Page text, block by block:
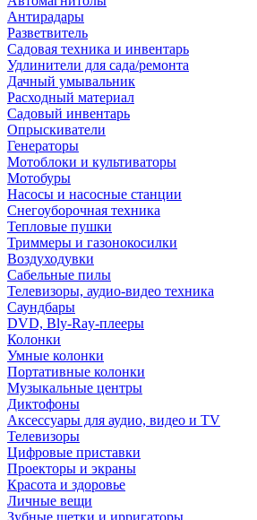
Антирадары
Разветвитель
Садовая техника и инвентарь
Удлинители для сада/ремонта
Дачный умывальник
Расходный материал
Садовый инвентарь
Опрыскиватели
Генераторы
Мотоблоки и культиваторы
Мотобуры
Насосы и насосные станции
Снегоуборочная техника
Тепловые пушки
Триммеры и газонокосилки
Воздуходувки
Сабельные пилы
Телевизоры, аудио-видео техника
Саундбары
DVD, Bly-Ray-плееры
Колонки
Умные колонки
Портативные колонки
Музыкальные центры
Диктофоны
Аксессуары для аудио, видео и TV
Телевизоры
Цифровые приставки
Проекторы и экраны
Красота и здоровье
Личные вещи
Зубные щетки и ирригаторы